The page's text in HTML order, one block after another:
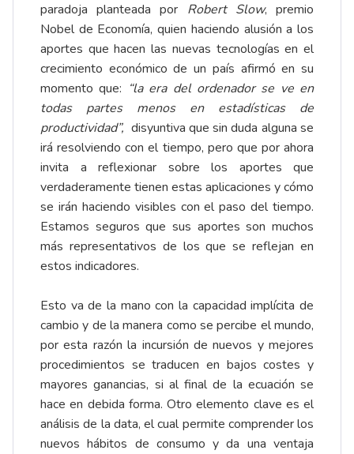
paradoja planteada por Robert Slow, premio
Nobel de Economía, quien haciendo alusión a los
aportes que hacen las nuevas tecnologías en el
crecimiento económico de un país afirmó en su
momento que: “la era del ordenador se ve en
todas partes menos en estadísticas de
productividad”, disyuntiva que sin duda alguna se
irá resolviendo con el tiempo, pero que por ahora
invita a reflexionar sobre los aportes que
verdaderamente tienen estas aplicaciones y cómo
se irán haciendo visibles con el paso del tiempo.
Estamos seguros que sus aportes son muchos
más representativos de los que se reflejan en
estos indicadores.
Esto va de la mano con la capacidad implícita de
cambio y de la manera como se percibe el mundo,
por esta razón la incursión de nuevos y mejores
procedimientos se traducen en bajos costes y
mayores ganancias, si al final de la ecuación se
hace en debida forma. Otro elemento clave es el
análisis de la data, el cual permite comprender los
nuevos hábitos de consumo y da una ventaja